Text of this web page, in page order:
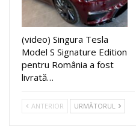
(video) Singura Tesla
Model S Signature Edition
pentru România a fost
livrată…
ANTERIOR URMĂTORUL